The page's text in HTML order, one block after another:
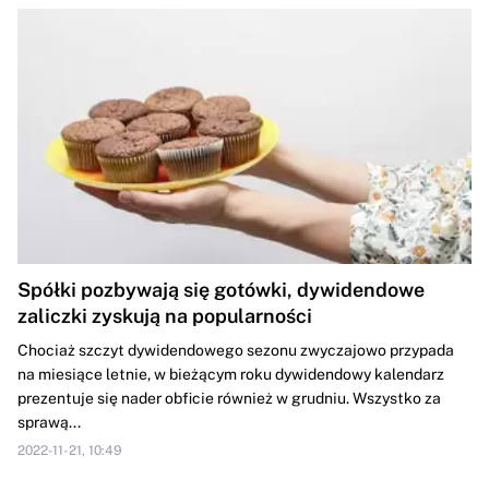
Spółki pozbywają się gotówki, dywidendowe
zaliczki zyskują na popularności
Chociaż szczyt dywidendowego sezonu zwyczajowo przypada
na miesiące letnie, w bieżącym roku dywidendowy kalendarz
prezentuje się nader obficie również w grudniu. Wszystko za
sprawą...
2022-11-21, 10:49